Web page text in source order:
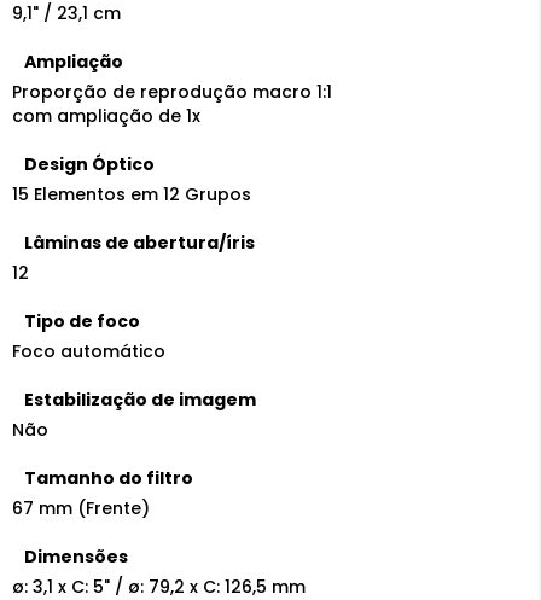
9,1" / 23,1 cm
Ampliação
Proporção de reprodução macro 1:1
com ampliação de 1x
Design Óptico
15 Elementos em 12 Grupos
Lâminas de abertura/íris
12
Tipo de foco
Foco automático
Estabilização de imagem
Não
Tamanho do filtro
67 mm (Frente)
Dimensões
ø: 3,1 x C: 5" / ø: 79,2 x C: 126,5 mm